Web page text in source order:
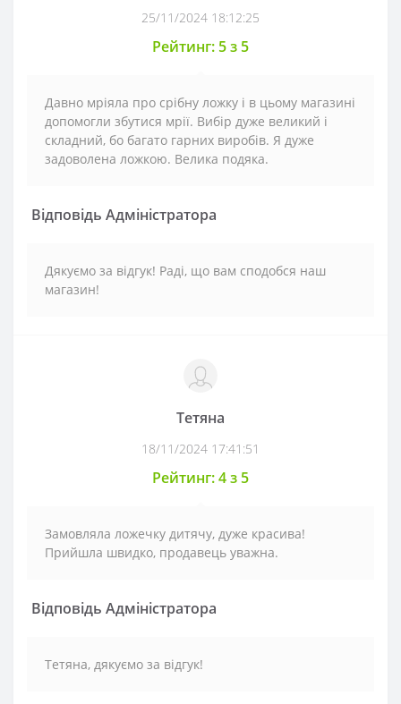
25/11/2024 18:12:25
Рейтинг: 5 з 5
Давно мріяла про срібну ложку і в цьому магазині
допомогли збутися мрії. Вибір дуже великий і
складний, бо багато гарних виробів. Я дуже
задоволена ложкою. Велика подяка.
Відповідь Адміністратора
Дякуємо за відгук! Раді, що вам сподобся наш
магазин!
Тетяна
18/11/2024 17:41:51
Рейтинг: 4 з 5
Замовляла ложечку дитячу, дуже красива!
Прийшла швидко, продавець уважна.
Відповідь Адміністратора
Тетяна, дякуємо за відгук!